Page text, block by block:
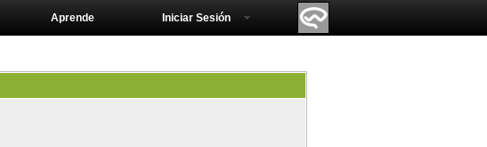
Aprende Iniciar Sesión